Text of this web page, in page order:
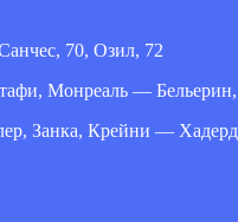
70, Озил, 72
Монреаль —
Занка, Крейни —